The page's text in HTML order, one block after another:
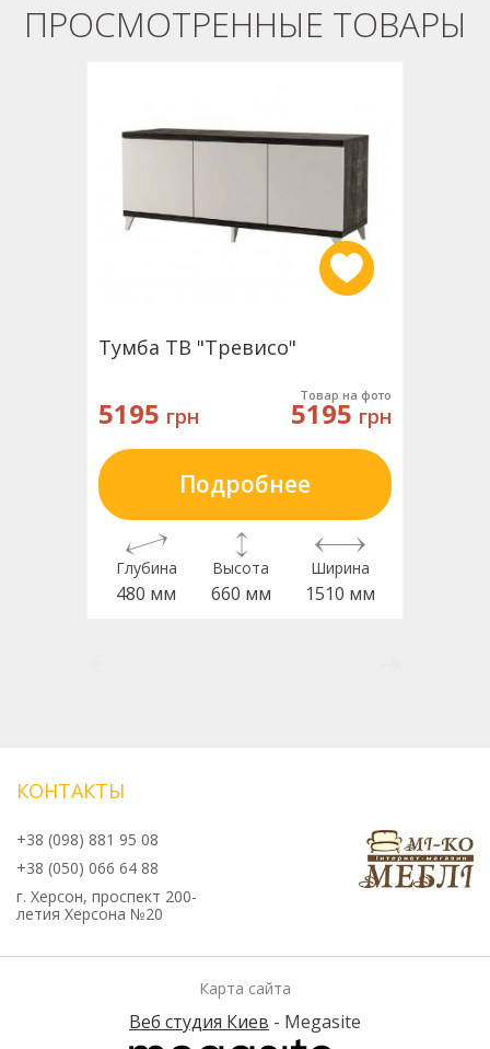
ПРОСМОТРЕННЫЕ ТОВАРЫ
Тумба ТВ "Тревисо"
5195 грн
Товар на фото
5195 грн
Подробнее
Глубина
480 мм
Высота
660 мм
Ширина
1510 мм
КОНТАКТЫ
+38 (098) 881 95 08
+38 (050) 066 64 88
г. Херсон, проспект 200-
летия Херсона №20
Карта сайта
Веб студия Киев - Megasite